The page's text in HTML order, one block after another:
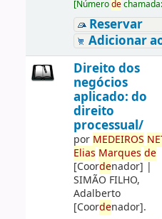
[Númerodechamada:
Reservar
Adicionar
Direito dos
negócios
aplicado: do
direito
processual/
por MEDEIROS
Elias Marques de
[Coordenador] |
SIMÃO FILHO,
Adalberto
[Coordenador].